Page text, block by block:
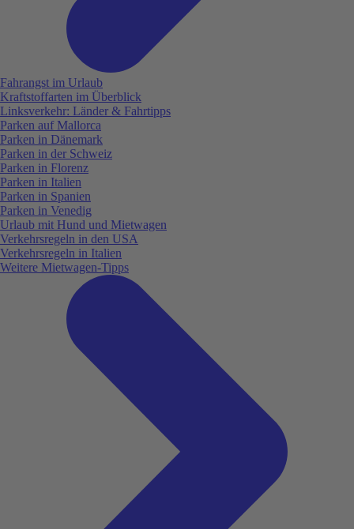
Fahrangst im Urlaub
Kraftstoffarten im Überblick
Linksverkehr: Länder & Fahrtipps
Parken auf Mallorca
Parken in Dänemark
Parken in der Schweiz
Parken in Florenz
Parken in Italien
Parken in Spanien
Parken in Venedig
Urlaub mit Hund und Mietwagen
Verkehrsregeln in den USA
Verkehrsregeln in Italien
Weitere Mietwagen-Tipps